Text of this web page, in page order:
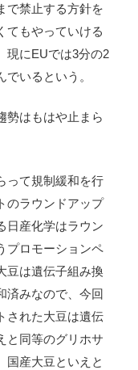
で禁止する方針を
てもやっていける
現にEUでは3分の2
いるという。
勢はもはや止まら
って規制緩和を行
のラウンドアップ
日産化学はラウン
プロモーションペ
豆は遺伝子組み換
済みなので、今回
された大豆は遺伝
と同等のグリホサ
国産大豆といえと